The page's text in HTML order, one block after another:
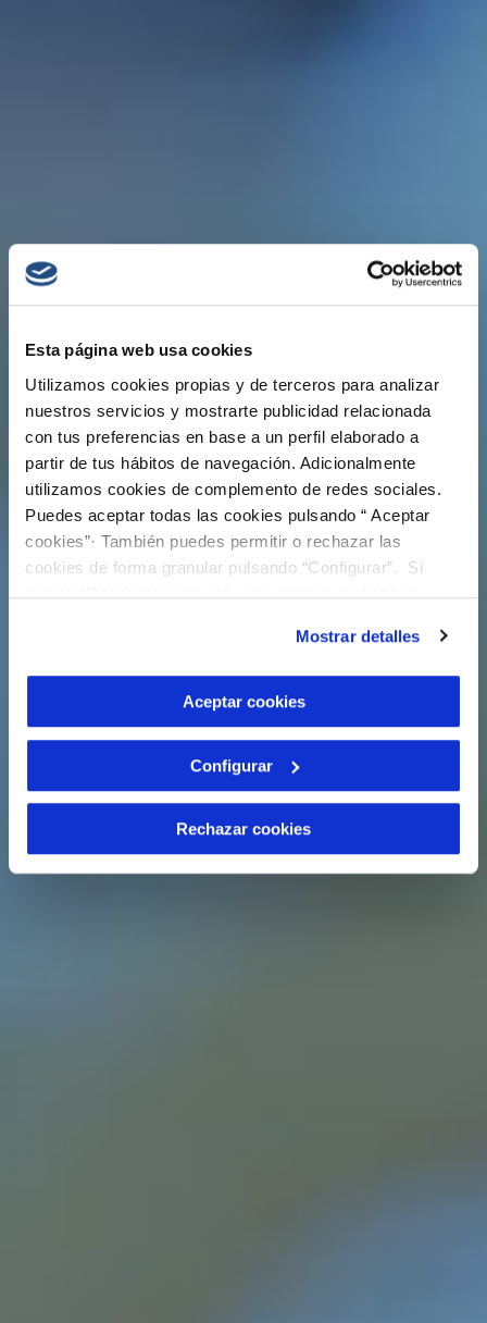
Esta página web usa cookies
Utilizamos cookies propias y de terceros para analizar
nuestros servicios y mostrarte publicidad relacionada
con tus preferencias en base a un perfil elaborado a
partir de tus hábitos de navegación. Adicionalmente
utilizamos cookies de complemento de redes sociales.
Puedes aceptar todas las cookies pulsando “ Aceptar
cookies”· También puedes permitir o rechazar las
cookies de forma granular pulsando “Configurar”. Si
pulsas “Rechazar cookies”, equivaldrá a rechazar la
son indispensables para que el sitio web funcione y que
por tanto no se pueden desactivar. Puedes consultar
más información en nuestraPolítica de Cookies
Mostrar detalles
Aceptar cookies
Configurar
Rechazar cookies